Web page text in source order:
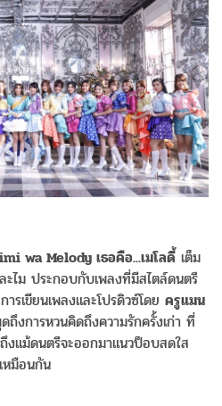
wa Melody เธอคือ...เมโลดี้ เต็ม
ไม ประกอบกับเพลงที่มีสไตล์ดนตรี
เขียนเพลงและโปรดิวซ์โดย ครูแมน
ถึงการหวนคิดถึงความรักครั้งเก่า ที่
งแม้ดนตรีจะออกมาแนวป็อบสดใส
หมือนกัน